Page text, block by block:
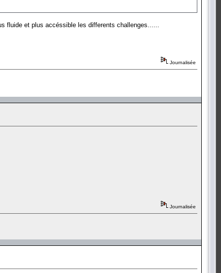
fluide et plus accéssible les differents challenges......
Journalisée
Journalisée